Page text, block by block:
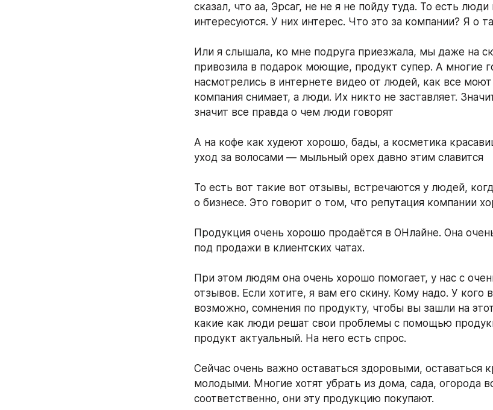
сказал, что аа, Эрсаг, не не я не пойду туда. То есть люди
интересуются. У них интерес. Что это за компании? Я о
Или я слышала, ко мне подруга приезжала, мы даже на
привозила в подарок моющие, продукт супер. А многие
насмотрелись в интернете видео от людей, как все моют
компания снимает, а люди. Их никто не заставляет.
значит все правда о чем люди говорят
А на кофе как худеют хорошо, бады, а косметика
уход за волосами — мыльный орех давно этим славится
То есть вот такие вот отзывы, встречаются у людей,
о бизнесе. Это говорит о том, что репутация компании
Продукция очень хорошо продаётся в ОНлайне. Она
под продажи в клиентских чатах.
При этом людям она очень хорошо помогает, у нас с
отзывов. Если хотите, я вам его скину. Кому надо. У кого
возможно, сомнения по продукту, чтобы вы зашли на
какие как люди решат свои проблемы с помощью
продукт актуальный. На него есть спрос.
Сейчас очень важно оставаться здоровыми, оставаться
молодыми. Многие хотят убрать из дома, сада, огорода
соответственно, они эту продукцию покупают.